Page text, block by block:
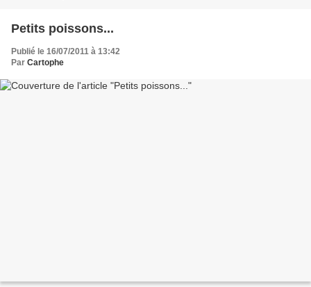
Petits poissons...
Publié le 16/07/2011 à 13:42
Par Cartophe